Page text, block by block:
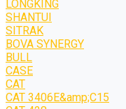
LONGKING
SHANTUI
SITRAK
BOVA SYNERGY
BULL
CASE
CAT
CAT 3406E&amp;C15